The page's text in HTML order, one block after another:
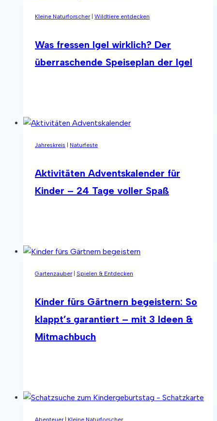
für
Übergang
Frühling
Kleine Naturforscher| Wildtiere entdecken
Was fressen Igel wirklich? Der
überraschende Speiseplan der Igel
wirklich?
überraschende
der
Jahreskreis | Naturfeste
Aktivitäten Adventskalender für
Kinder – 24 Tage voller Spaß
Kinder
24
voller
Gartenzauber| Spielen & Entdecken
Kinder fürs Gärtnern begeistern: So
klappt’s garantiert – mit 3 Ideen &
Mitmachbuch
begeistern:
Abenteuer| Kleine Naturforscher